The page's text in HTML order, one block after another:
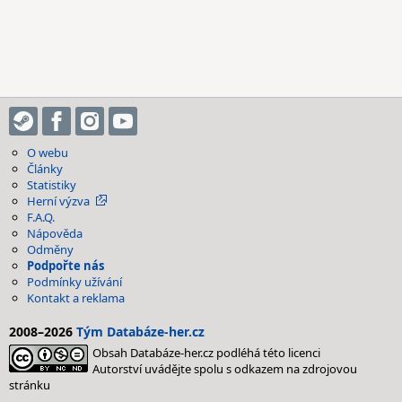
O webu
Články
Statistiky
Herní výzva
F.A.Q.
Nápověda
Odměny
Podpořte nás
Podmínky užívání
Kontakt a reklama
2008–2026 Tým Databáze-her.cz
Obsah Databáze-her.cz podléhá této licenci
Autorství uvádějte spolu s odkazem na zdrojovou
stránku